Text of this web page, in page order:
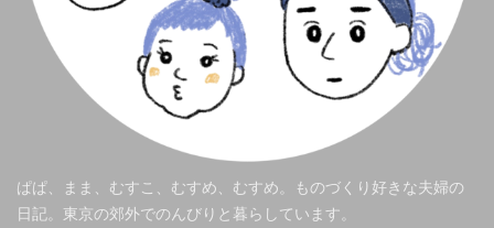
ぱぱ、まま、むすこ、むすめ、むすめ。ものづくり好きな夫婦の
日記。東京の郊外でのんびりと暮らしています。